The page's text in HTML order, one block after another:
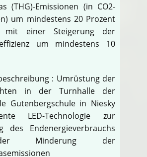
(THG)-Emissionen (in CO2-
um mindestens 20 Prozent
mit einer Steigerung der
um mindestens 10
: Umrüstung der
in der Turnhalle der
Gutenbergschule in Niesky
LED-Technologie zur
des Endenergieverbrauchs
Minderung der